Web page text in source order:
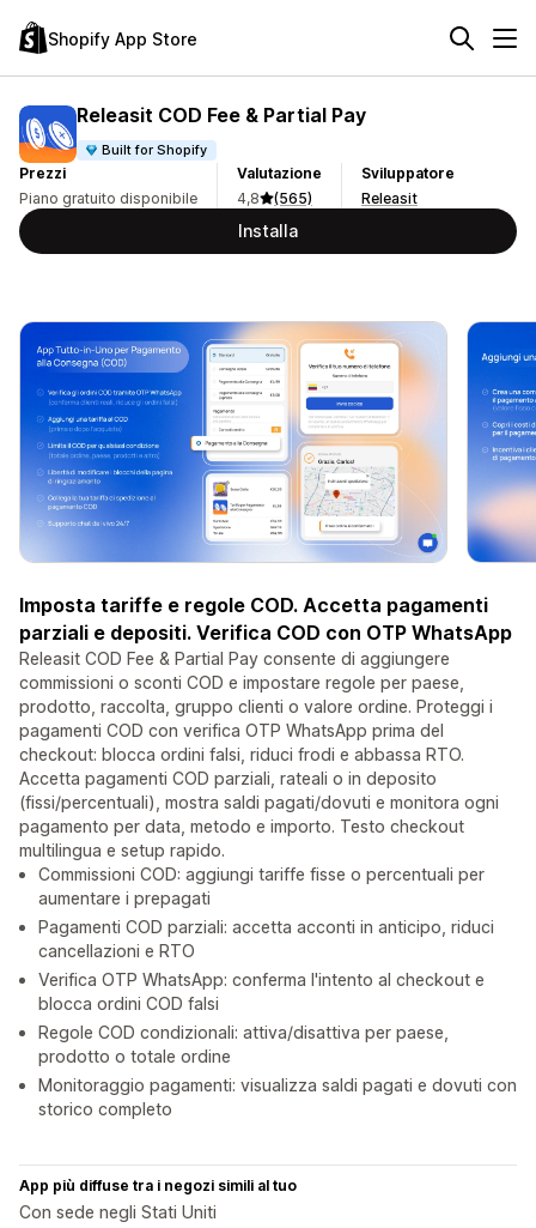
Shopify App Store
Releasit COD Fee & Partial Pay
Built for Shopify
Prezzi
Piano gratuito disponibile
Valutazione
4,8
(565)
Sviluppatore
Releasit
Installa
Imposta tariffe e regole COD. Accetta pagamenti
parziali e depositi. Verifica COD con OTP WhatsApp
Releasit COD Fee & Partial Pay consente di aggiungere
commissioni o sconti COD e impostare regole per paese,
prodotto, raccolta, gruppo clienti o valore ordine. Proteggi i
pagamenti COD con verifica OTP WhatsApp prima del
checkout: blocca ordini falsi, riduci frodi e abbassa RTO.
Accetta pagamenti COD parziali, rateali o in deposito
(fissi/percentuali), mostra saldi pagati/dovuti e monitora ogni
pagamento per data, metodo e importo. Testo checkout
multilingua e setup rapido.
Commissioni COD: aggiungi tariffe fisse o percentuali per
aumentare i prepagati
Pagamenti COD parziali: accetta acconti in anticipo, riduci
cancellazioni e RTO
Verifica OTP WhatsApp: conferma l'intento al checkout e
blocca ordini COD falsi
Regole COD condizionali: attiva/disattiva per paese,
prodotto o totale ordine
Monitoraggio pagamenti: visualizza saldi pagati e dovuti con
storico completo
App più diffuse tra i negozi simili al tuo
Con sede negli Stati Uniti